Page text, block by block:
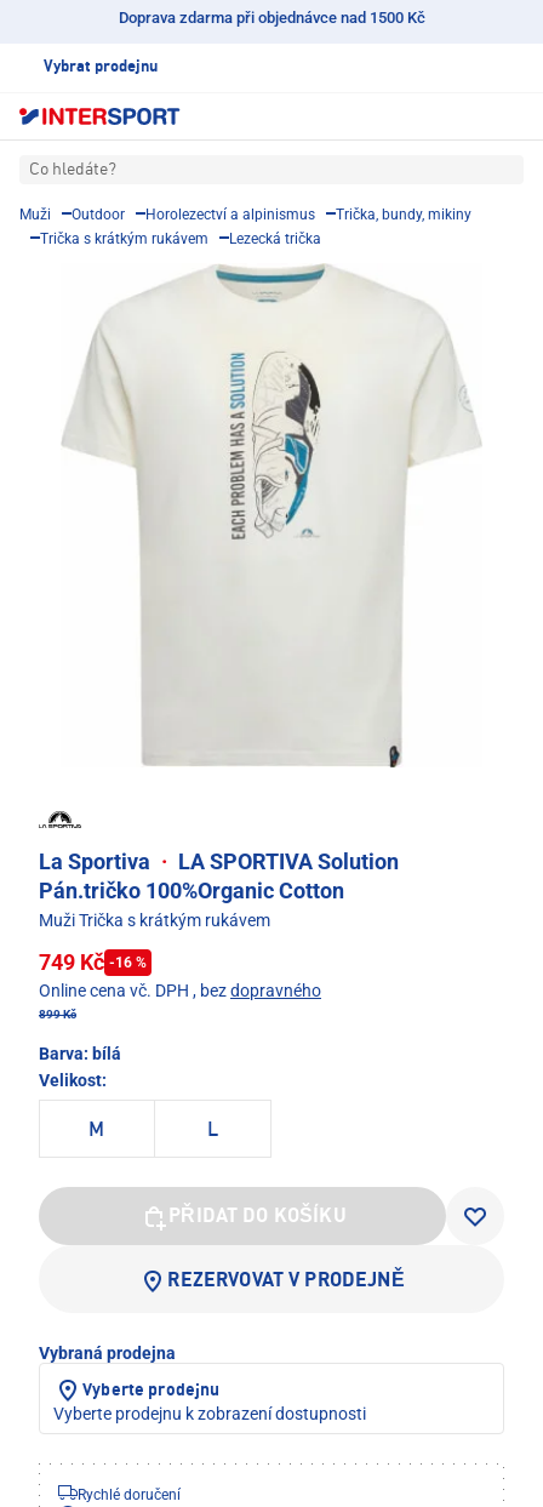
Doprava zdarma při objednávce nad 1500 Kč
Vybrat prodejnu
Co hledáte?
Muži Outdoor Horolezectví a alpinismus
Trička, bundy, mikiny
Trička s krátkým rukávem
Lezecká trička
La Sportiva · LA SPORTIVA Solution
Pán.tričko 100%Organic Cotton
Muži Trička s krátkým rukávem
749 Kč -16 %
Online cena vč. DPH , bezdopravného
899 Kč
Barva: bílá
Velikost:
M L
PŘIDAT DO KOŠÍKU
REZERVOVAT V PRODEJNĚ
Vybraná prodejna
Vyberte prodejnu
Vyberte prodejnu k zobrazení dostupnosti
Rychlé doručení